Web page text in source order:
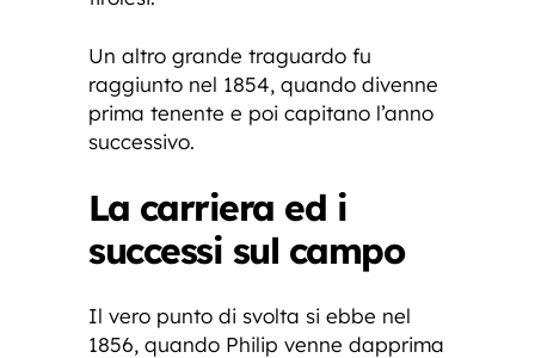
Un altro grande traguardo fu
raggiunto nel 1854, quando divenne
prima tenente e poi capitano l’anno
successivo.
La carriera ed i
successi sul campo
Il vero punto di svolta si ebbe nel
1856, quando Philip venne dapprima